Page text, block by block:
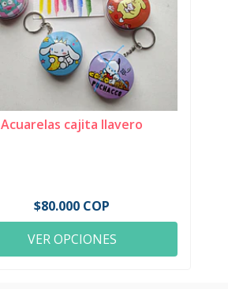
Acuarelas cajita llavero
$80.000 COP
VER OPCIONES